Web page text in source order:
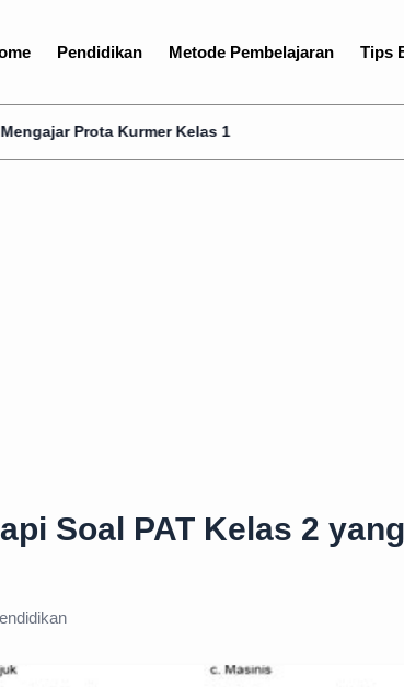
Pendidikan Metode Pembelajaran Tips
Kurmer Kelas 1
Soal PAT Kelas 2 yang